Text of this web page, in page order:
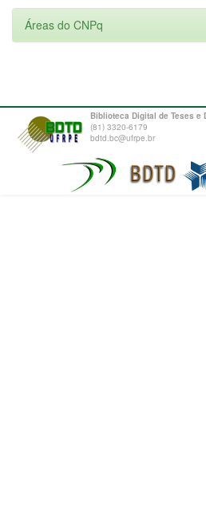
Áreas do CNPq
Biblioteca Digital de Teses e
(81) 3320-6179
bdtd.bc@ufrpe.br